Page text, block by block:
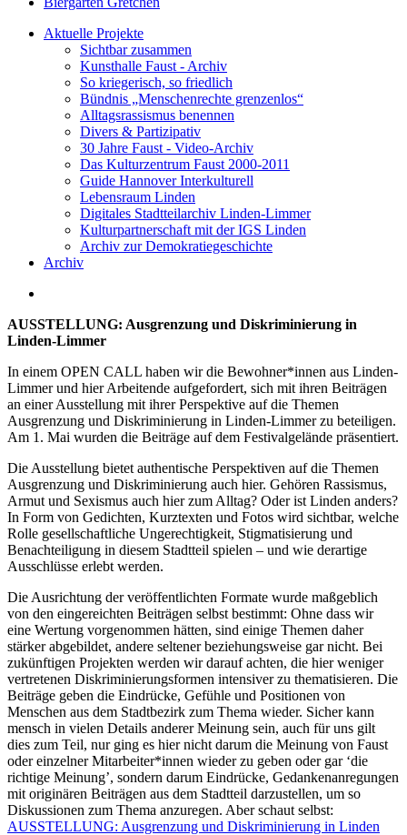
Aktuelle Projekte
Sichtbar zusammen
Kunsthalle Faust - Archiv
So kriegerisch, so friedlich
Bündnis „Menschenrechte grenzenlos“
Alltagsrassismus benennen
Divers & Partizipativ
30 Jahre Faust - Video-Archiv
Das Kulturzentrum Faust 2000-2011
Guide Hannover Interkulturell
Lebensraum Linden
Digitales Stadtteilarchiv Linden-Limmer
Kulturpartnerschaft mit der IGS Linden
Archiv zur Demokratiegeschichte
Archiv
AUSSTELLUNG: Ausgrenzung und Diskriminierung in
Linden-Limmer
In einem OPEN CALL haben wir die Bewohner*innen aus Linden-
Limmer und hier Arbeitende aufgefordert, sich mit ihren Beiträgen
an einer Ausstellung mit ihrer Perspektive auf die Themen
Ausgrenzung und Diskriminierung in Linden-Limmer zu beteiligen.
Am 1. Mai wurden die Beiträge auf dem Festivalgelände präsentiert.
Die Ausstellung bietet authentische Perspektiven auf die Themen
Ausgrenzung und Diskriminierung auch hier. Gehören Rassismus,
Armut und Sexismus auch hier zum Alltag? Oder ist Linden anders?
In Form von Gedichten, Kurztexten und Fotos wird sichtbar, welche
Rolle gesellschaftliche Ungerechtigkeit, Stigmatisierung und
Benachteiligung in diesem Stadtteil spielen – und wie derartige
Ausschlüsse erlebt werden.
Die Ausrichtung der veröffentlichten Formate wurde maßgeblich
von den eingereichten Beiträgen selbst bestimmt: Ohne dass wir
eine Wertung vorgenommen hätten, sind einige Themen daher
stärker abgebildet, andere seltener beziehungsweise gar nicht. Bei
zukünftigen Projekten werden wir darauf achten, die hier weniger
vertretenen Diskriminierungsformen intensiver zu thematisieren. Die
Beiträge geben die Eindrücke, Gefühle und Positionen von
Menschen aus dem Stadtbezirk zum Thema wieder. Sicher kann
mensch in vielen Details anderer Meinung sein, auch für uns gilt
dies zum Teil, nur ging es hier nicht darum die Meinung von Faust
oder einzelner Mitarbeiter*innen wieder zu geben oder gar ‘die
richtige Meinung’, sondern darum Eindrücke, Gedankenanregungen
mit originären Beiträgen aus dem Stadtteil darzustellen, um so
Diskussionen zum Thema anzuregen. Aber schaut selbst:
AUSSTELLUNG: Ausgrenzung und Diskriminierung in Linden